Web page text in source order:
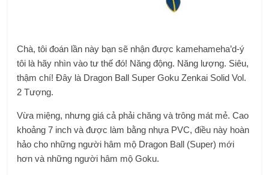
Chà, tôi đoán lần này bạn sẽ nhận được kamehameha’d-ý
tôi là hãy nhìn vào tư thế đó! Năng động. Năng lượng. Siêu,
thậm chí! Đây là Dragon Ball Super Goku Zenkai Solid Vol.
2 Tượng.
Vừa miệng, nhưng giá cả phải chăng và trông mát mẻ. Cao
khoảng 7 inch và được làm bằng nhựa PVC, điều này hoàn
hảo cho những người hâm mộ Dragon Ball (Super) mới
hơn và những người hâm mộ Goku.